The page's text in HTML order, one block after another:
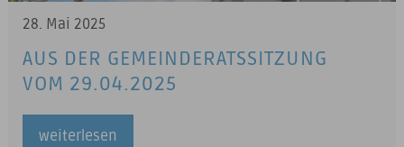
28. Mai 2025
AUS DER GEMEINDERATSSITZUNG
VOM 29.04.2025
weiterlesen